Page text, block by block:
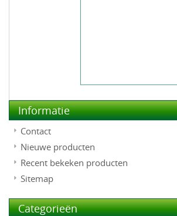
Informatie
Contact
Nieuwe producten
Recent bekeken producten
Sitemap
Categorieën